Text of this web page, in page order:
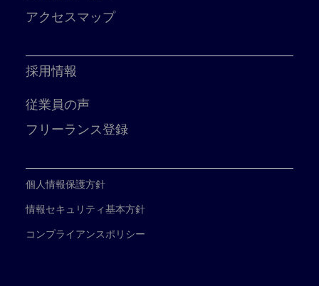
アクセスマップ
採用情報
従業員の声
フリーランス登録
個人情報保護方針
情報セキュリティ基本方針
コンプライアンスポリシー